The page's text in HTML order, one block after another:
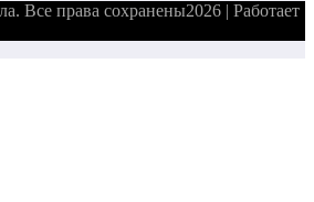
Все права сохранены2026 | Работает